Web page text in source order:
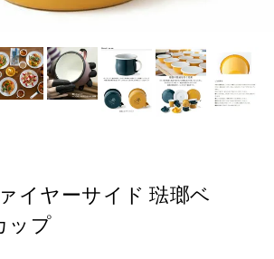
イヤーサイド 琺瑯ベ
ップ